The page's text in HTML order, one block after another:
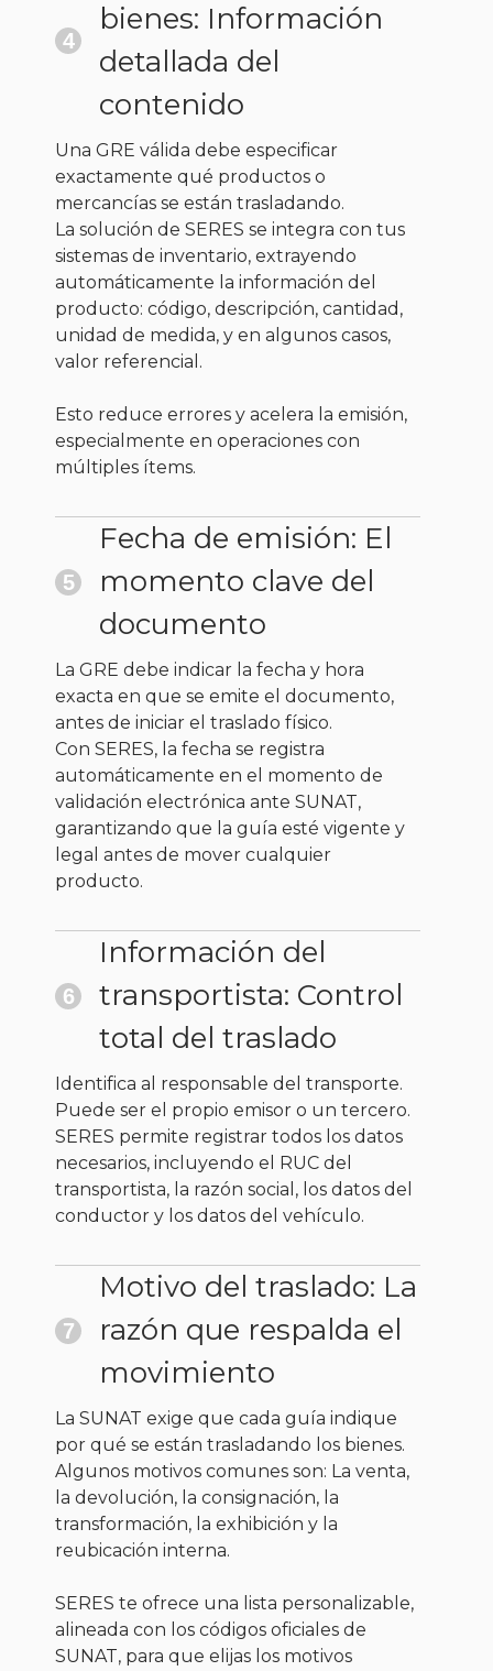
4
bienes: Información
detallada del
contenido
Una GRE válida debe especificar
exactamente qué productos o
mercancías se están trasladando.
La solución de SERES se integra con tus
sistemas de inventario, extrayendo
automáticamente la información del
producto: código, descripción, cantidad,
unidad de medida, y en algunos casos,
valor referencial.
Esto reduce errores y acelera la emisión,
especialmente en operaciones con
múltiples ítems.
5
Fecha de emisión: El
momento clave del
documento
La GRE debe indicar la fecha y hora
exacta en que se emite el documento,
antes de iniciar el traslado físico.
Con SERES, la fecha se registra
automáticamente en el momento de
validación electrónica ante SUNAT,
garantizando que la guía esté vigente y
legal antes de mover cualquier
producto.
6
Información del
transportista: Control
total del traslado
Identifica al responsable del transporte.
Puede ser el propio emisor o un tercero.
SERES permite registrar todos los datos
necesarios, incluyendo el RUC del
transportista, la razón social, los datos del
conductor y los datos del vehículo.
7
Motivo del traslado: La
razón que respalda el
movimiento
La SUNAT exige que cada guía indique
por qué se están trasladando los bienes.
Algunos motivos comunes son: La venta,
la devolución, la consignación, la
transformación, la exhibición y la
reubicación interna.
SERES te ofrece una lista personalizable,
alineada con los códigos oficiales de
SUNAT, para que elijas los motivos